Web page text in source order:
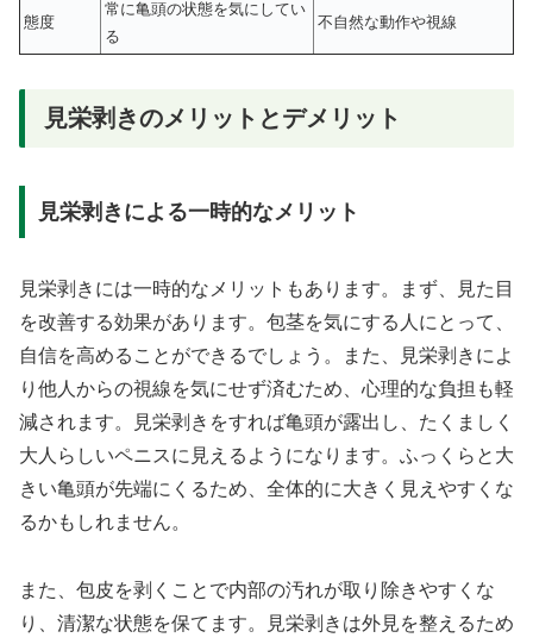
態度
常に亀頭の状態を気にしてい
る
不自然な動作や視線
見栄剥きのメリットとデメリット
見栄剥きによる一時的なメリット
見栄剥きには一時的なメリットもあります。まず、見た目
を改善する効果があります。包茎を気にする人にとって、
自信を高めることができるでしょう。また、見栄剥きによ
り他人からの視線を気にせず済むため、心理的な負担も軽
減されます。見栄剥きをすれば亀頭が露出し、たくましく
大人らしいペニスに見えるようになります。ふっくらと大
きい亀頭が先端にくるため、全体的に大きく見えやすくな
るかもしれません。
また、包皮を剥くことで内部の汚れが取り除きやすくな
り、清潔な状態を保てます。見栄剥きは外見を整えるため